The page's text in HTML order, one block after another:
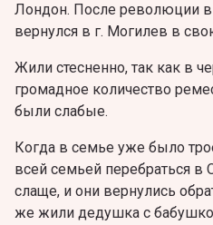
Лондон. После революции в
вернулся в г. Могилев в
Жили стесненно, так как в
громадное количество
были слабые.
Когда в семье уже было
всей семьей перебраться в
слаще, и они вернулись
же жили дедушка с